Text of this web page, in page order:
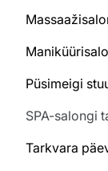
Püsimeigi
SPA-salongi
Tarkvara